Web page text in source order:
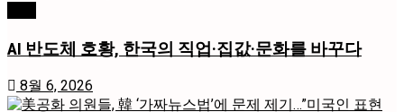
AI 반도체 호황, 한국의 직업·집값·문화를 바꾸다
8월 6, 2026